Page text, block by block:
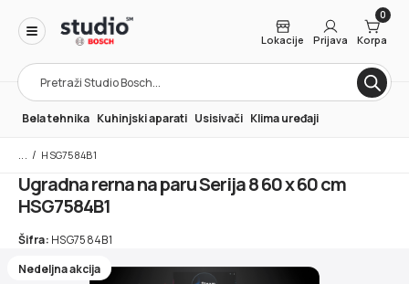
Products
search
Lokacije Prijava
0
Korpa
Bela tehnika Kuhinjski aparati Usisivači Klima uređaji
/ HSG7584B1
Ugradna rerna na paru Serija 8 60 x 60 cm
HSG7584B1
Šifra: HSG7584B1
Nedeljna akcija